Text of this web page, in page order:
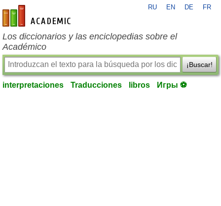
es-academic.com
RU EN DE FR
Los diccionarios y las enciclopedias sobre el
Académico
¡Buscar!
interpretaciones Traducciones libros Игры ⚽